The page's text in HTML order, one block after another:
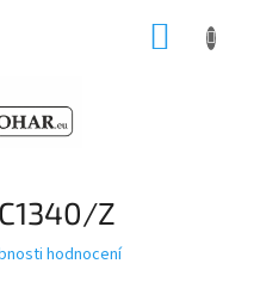
Z
hodnocení